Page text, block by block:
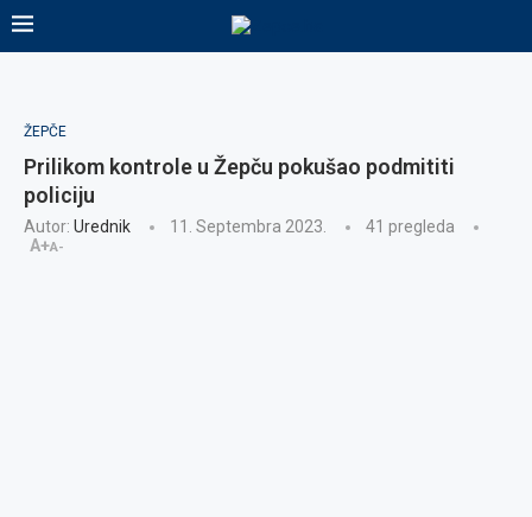
ŽEPČE
Prilikom kontrole u Žepču pokušao podmititi
policiju
Autor: Urednik 11. Septembra 2023. 41 pregleda
A+A-